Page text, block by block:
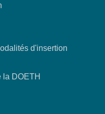
d'insertion
la DOETH